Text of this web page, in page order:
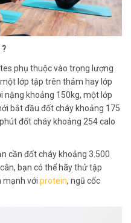
phụ thuộc vào trọng lượng
lớp tập trên thảm hay lớp
nặng khoảng 150kg, một lớp
bắt đầu đốt cháy khoảng 175
đốt cháy khoảng 254 calo
cần đốt cháy khoảng 3.500
bạn có thể hãy thử tập
mạnh với protein, ngũ cốc